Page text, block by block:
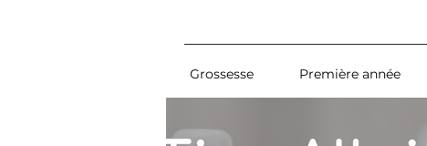
Grossesse Première année